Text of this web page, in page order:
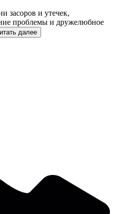
засоров и утечек,
проблемы и дружелюбное
далее